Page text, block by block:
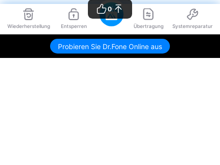
Wiederherstellung Entsperren Übertragung Systemreparatur
Probieren Sie Dr.Fone Online aus
0